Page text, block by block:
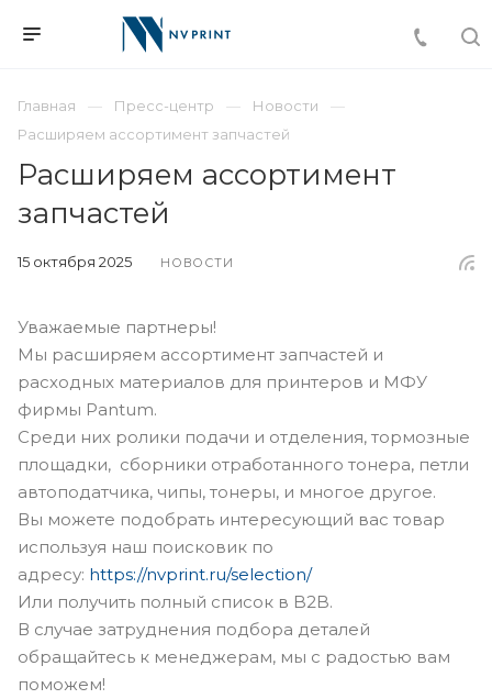
Главная Пресс-центр
Новости
Расширяем ассортимент запчастей
Расширяем ассортимент
запчастей
15 октября 2025 НОВОСТИ
Уважаемые партнеры!
Мы расширяем ассортимент запчастей и
расходных материалов для принтеров и МФУ
фирмы Pantum.
Среди них ролики подачи и отделения, тормозные
площадки, сборники отработанного тонера, петли
автоподатчика, чипы, тонеры, и многое другое.
Вы можете подобрать интересующий вас товар
используя наш поисковик по
адресу: https://nvprint.ru/selection/
Или получить полный список в B2B.
В случае затруднения подбора деталей
обращайтесь к менеджерам, мы с радостью вам
поможем!